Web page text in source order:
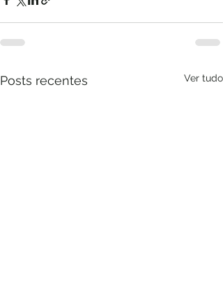
Posts recentes Ver tudo